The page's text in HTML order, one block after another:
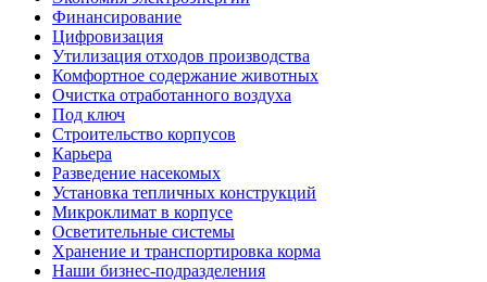
Финансирование
Цифровизация
Утилизация отходов производства
Комфортное содержание животных
Очистка отработанного воздуха
Под ключ
Строительство корпусов
Карьера
Разведение насекомых
Установка тепличных конструкций
Микроклимат в корпусе
Осветительные системы
Хранение и транспортировка корма
Наши бизнес-подразделения